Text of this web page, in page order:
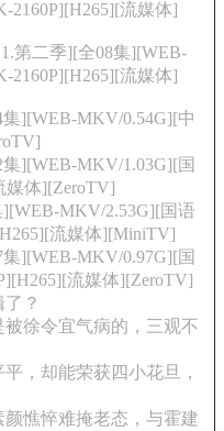
2160P][H265][流媒体]
第二季][全08集][WEB-
2160P][H265][流媒体]
][WEB-MKV/0.54G][中
][WEB-MKV/1.03G][国
媒体][ZeroTV]
MKV/2.53G][国语
流媒体][MiniTV]
][WEB-MKV/0.97G][国
流媒体][ZeroTV]
？
被徐令宜气病的，三观不
，却能荣获四小花旦，
憔悴难掩老态，与霍建